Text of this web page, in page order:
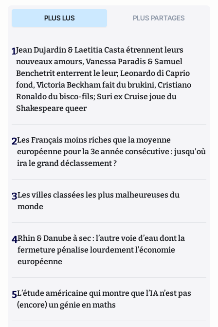
PLUS LUS PLUS PARTAGES
1Jean Dujardin & Laetitia Casta étrennent leurs
nouveaux amours, Vanessa Paradis & Samuel
Benchetrit enterrent le leur; Leonardo di Caprio
fond, Victoria Beckham fait du brukini, Cristiano
Ronaldo du bisco-fils; Suri ex Cruise joue du
Shakespeare queer
2Les Français moins riches que la moyenne
européenne pour la 3e année consécutive : jusqu'où
ira le grand déclassement ?
3Les villes classées les plus malheureuses du
monde
4Rhin & Danube à sec : l’autre voie d’eau dont la
fermeture pénalise lourdement l’économie
européenne
5L’étude américaine qui montre que l’IA n’est pas
(encore) un génie en maths